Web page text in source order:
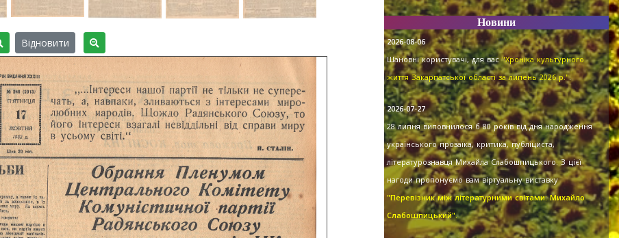
Відновити
Новини
2026-08-06
Шановні користувачі, для вас"Хроніка культурного
життя Закарпатської області за липень 2026 р.".
2026-07-27
28 липня виповнилося б 80 років від дня народження
українського прозаїка, критика, публіциста,
літературознавця Михайла Слабошпицького. З цієї
нагоди пропонуємо вам віртуальну виставку
"Перевізник між літературними світами: Михайло
Слабошпицький".